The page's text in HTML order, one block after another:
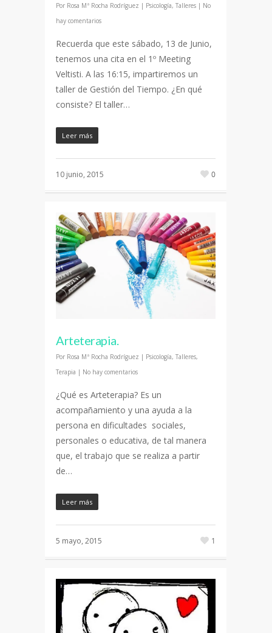
Por Rosa Mª Rocha Rodríguez | Psicología, Talleres | No
hay comentarios
Recuerda que este sábado, 13 de Junio,
tenemos una cita en el 1º Meeting
Veltisti. A las 16:15, impartiremos un
taller de Gestión del Tiempo. ¿En qué
consiste? El taller…
Leer más
10 junio, 2015 0
Arteterapia.
Por Rosa Mª Rocha Rodríguez | Psicología, Talleres,
Terapia | No hay comentarios
¿Qué es Arteterapia? Es un
acompañamiento y una ayuda a la
persona en dificultades sociales,
personales o educativa, de tal manera
que, el trabajo que se realiza a partir
de…
Leer más
5 mayo, 2015 1